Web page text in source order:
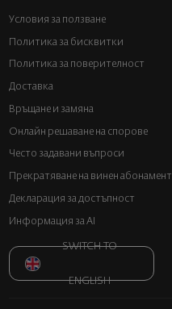
Условия за ползване
Политика за бисквитки
Политика за поверителност
Доставка
Връщане и замяна
Онлайн решаване на спорове
Често задавани въпроси
Прекратяване на винен абонамент
Декларация за достъпност
Информация за AI
SWITCH TO
ENGLISH